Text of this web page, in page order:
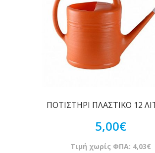
ΠΟΤΙΣΤΗΡΙ ΠΛΑΣΤΙΚΟ 12
5,00€
Τιμή χωρίς ΦΠΑ: 4,03€